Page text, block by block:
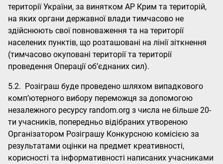
території України, за винятком АР Крим та територій,
на яких органи державної влади тимчасово не
здійснюють свої повноваження та на території
населених пунктів, що розташовані на лінії зіткнення
(тимчасово окуповані території та території
проведення Операції об’єднаних сил).
5.2. Розіграш буде проведено шляхом випадкового
комп’ютерного вибору переможця за допомогою
незалежного ресурсу random.org з числа не більше 20-
ти учасників, попередньо відібраних утвореною
Організатором Розіграшу Конкурсною комісією за
результатами оцінки на предмет креативності,
корисності та інформативності написаних учасниками